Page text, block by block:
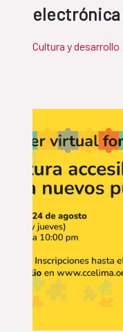
electrónica
Cultura y desarrollo